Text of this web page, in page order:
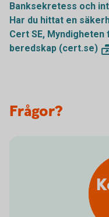
Banksekretess och
Har du hittat en
Cert SE,
beredskap (cert.se)
Frågor?